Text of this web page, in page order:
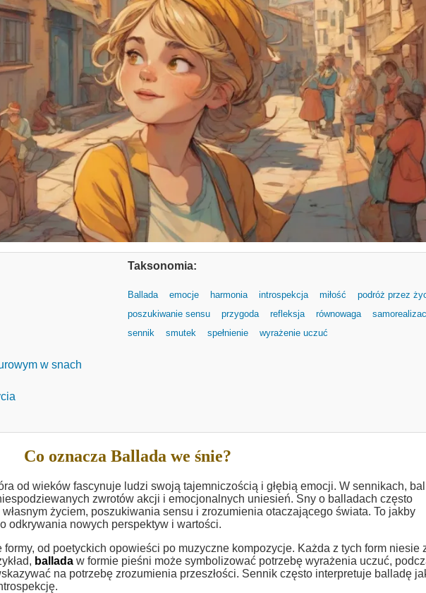
w snach
Taksonomia:
Ballada emocje harmonia introspekcja miłość
podróż przez
poszukiwanie sensu
przygoda refleksja równowaga
sennik
smutek spełnienie wyrażenie uczuć
Co oznacza Ballada we śnie?
od wieków fascynuje ludzi swoją tajemniczością i głębią emocji. W sennikach,
zwrotów akcji i emocjonalnych uniesień. Sny o balladach często
życiem, poszukiwania sensu i zrozumienia otaczającego świata. To jakby
odkrywania nowych perspektyw i wartości.
od poetyckich opowieści po muzyczne kompozycje. Każda z tych form niesie
ballada w formie pieśni może symbolizować potrzebę wyrażenia uczuć,
na potrzebę zrozumienia przeszłości. Sennik często interpretuje balladę